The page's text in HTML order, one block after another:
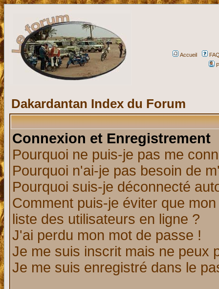
Accueil
Dakardantan Index du Forum
Connexion et Enregistrement
Pourquoi ne puis-je pas me
Pourquoi n'ai-je pas besoin de
Pourquoi suis-je déconnecté
Comment puis-je éviter que
liste des utilisateurs en ligne ?
J'ai perdu mon mot de passe !
Je me suis inscrit mais ne peux
Je me suis enregistré dans le